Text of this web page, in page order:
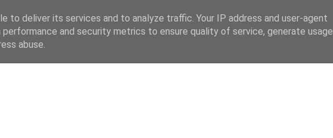
to deliver its services and to analyze traffic. Your IP address and user-agent
and security metrics to ensure quality of service, generate usage
abuse.